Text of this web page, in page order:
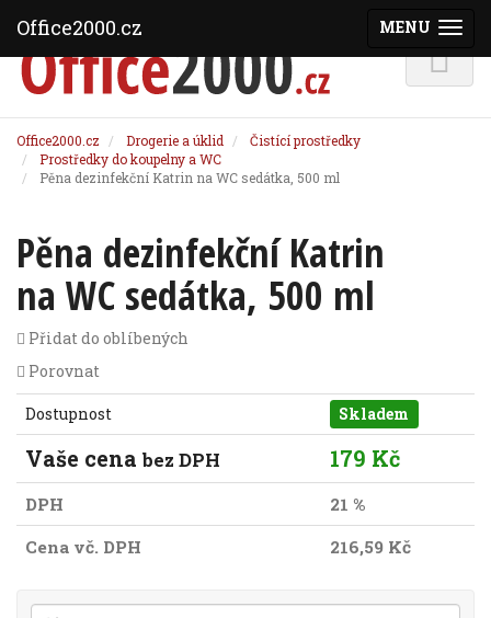
Office2000.cz Drogerie a úklid
Čistící prostředky
Prostředky do koupelny a WC
Pěna dezinfekční Katrin na WC sedátka, 500 ml
Pěna dezinfekční Katrin
na WC sedátka, 500 ml
Přidat do oblíbených
Porovnat
Dostupnost Skladem
Vaše cena bez DPH 179 Kč
DPH
21 %
Cena vč. DPH
216,59 Kč
MENU
Office2000.cz